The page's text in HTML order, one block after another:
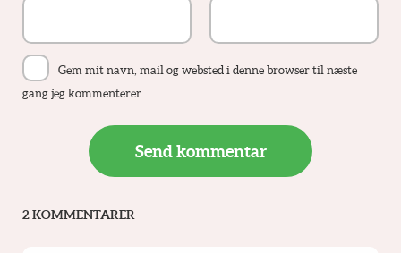
Gem mit navn, mail og websted i denne browser til næste
gang jeg kommenterer.
2 KOMMENTARER